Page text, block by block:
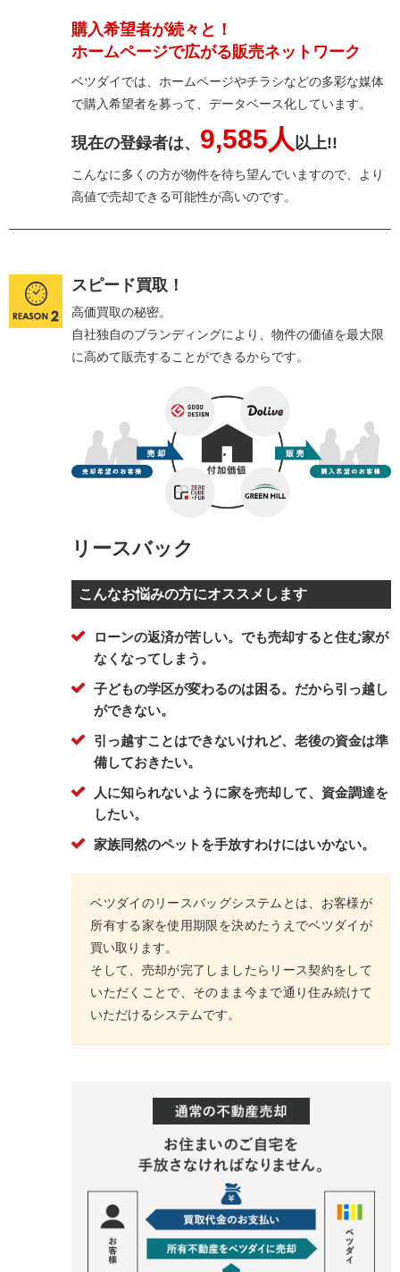
購入希望者が続々と！
ホームページで広がる販売ネットワーク
ベツダイでは、ホームページやチラシなどの多彩な媒体
で購入希望者を募って、データベース化しています。
現在の登録者は、 9,585人 以上!!
こんなに多くの方が物件を待ち望んでいますので、より
高値で売却できる可能性が高いのです。
スピード買取！
高価買取の秘密。
自社独自のブランディングにより、物件の価値を最大限
に高めて販売することができるからです。
リースバック
こんなお悩みの方にオススメします
ローンの返済が苦しい。でも売却すると住む家が
なくなってしまう。
子どもの学区が変わるのは困る。だから引っ越し
ができない。
引っ越すことはできないけれど、老後の資金は準
備しておきたい。
人に知られないように家を売却して、資金調達を
したい。
家族同然のペットを手放すわけにはいかない。
ベツダイのリースバッグシステムとは、お客様が
所有する家を使用期限を決めたうえでベツダイが
買い取ります。
そして、売却が完了しましたらリース契約をして
いただくことで、そのまま今まで通り住み続けて
いただけるシステムです。